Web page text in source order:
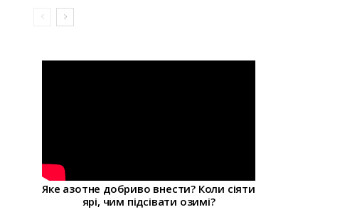
Яке азотне добриво внести? Коли сіяти
ярі, чим підсівати озимі?